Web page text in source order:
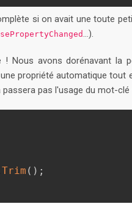
si on avait une toute
...).
! Nous avons dorénavant la
propriété automatique tout
pas l'usage du mot-clé
Trim ( ) ;